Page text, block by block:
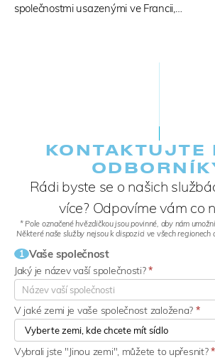
společnostmi usazenými ve Francii,…
KONTAKTUJTE
Rádi byste se o našich
více? Odpovíme vám co
* Pole označené hvězdičkou jsou povinné, aby nám
Některé naše služby nejsou k dispozici ve všech regionech
1 Vaše společnost
Jaký je název vaší společnosti?*
V jaké zemi je vaše společnost založena? *
Vybrali jste "Jinou zemi", můžete to upřesnit?*